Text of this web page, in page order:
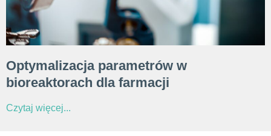
Optymalizacja parametrów w
bioreaktorach dla farmacji
Czytaj więcej...